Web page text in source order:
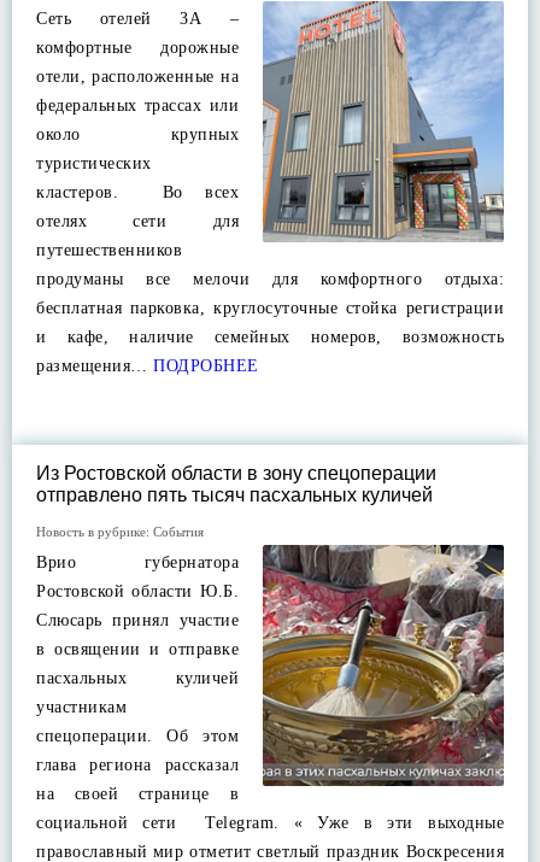
Сеть отелей 3А –
комфортные дорожные
отели, расположенные на
федеральных трассах или
около крупных
туристических
кластеров. Во всех
отелях сети для
путешественников
продуманы все мелочи для комфортного отдыха:
бесплатная парковка, круглосуточные стойка регистрации
и кафе, наличие семейных номеров, возможность
размещения… ПОДРОБНЕЕ
Из Ростовской области в зону спецоперации
отправлено пять тысяч пасхальных куличей
Новость в рубрике: События
Врио губернатора
Ростовской области Ю.Б.
Слюсарь принял участие
в освящении и отправке
пасхальных куличей
участникам
спецоперации. Об этом
глава региона рассказал
на своей странице в
социальной сети Telegram. « Уже в эти выходные
православный мир отметит светлый праздник Воскресения